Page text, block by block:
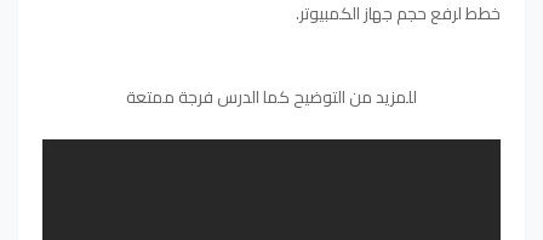
خطط لرفع حجم جهاز الكمبيوتر.
للمزيد من التوضيح كما الدرس فرجة ممتعة